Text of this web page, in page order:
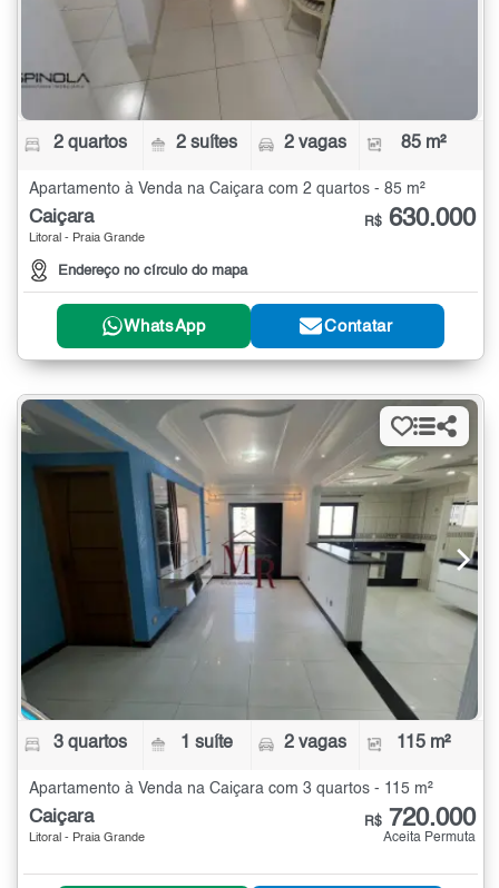
2 quartos 2 suítes 2 vagas 85 m²
Apartamento à Venda na Caiçara com 2 quartos - 85 m²
Caiçara
Litoral - Praia Grande
Endereço no círculo do mapa
R$ 630.000
WhatsApp Contatar
3 quartos 1 suíte 2 vagas 115 m²
Apartamento à Venda na Caiçara com 3 quartos - 115 m²
Caiçara
Litoral - Praia Grande
R$ 720.000
Aceita Permuta